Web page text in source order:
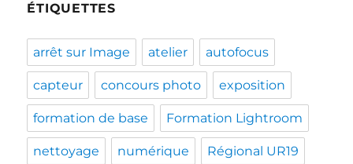
ÉTIQUETTES
arrêt sur Image atelier autofocus
capteur concours photo exposition
formation de base Formation Lightroom
nettoyage numérique Régional UR19